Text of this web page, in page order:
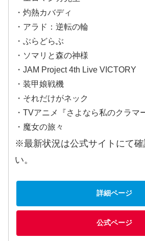
・灼熱カバディ
・アラド：逆転の輪
・ぶらどらぶ
・ソマリと森の神様
・JAM Project 4th Live VICTORY
・装甲娘戦機
・それだけがネック
・TVアニメ『さよなら私のクラマ
・魔女の旅々
※最新状況は公式サイトにて確
い。
詳細ページ
公式ページ